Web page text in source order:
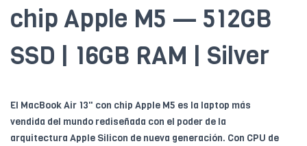
chip Apple M5 — 512GB
SSD | 16GB RAM | Silver
El MacBook Air 13" con chip Apple M5 es la laptop más
vendida del mundo rediseñada con el poder de la
arquitectura Apple Silicon de nueva generación. Con CPU de